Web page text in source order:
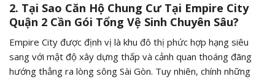
2. Tại Sao Căn Hộ Chung Cư Tại Empire City
Quận 2 Cần Gói Tổng Vệ Sinh Chuyên Sâu?
Empire City được định vị là khu đô thị phức hợp hạng siêu
sang với mật độ xây dựng thấp và cảnh quan thoáng đãng
hướng thẳng ra lòng sông Sài Gòn. Tuy nhiên, chính những